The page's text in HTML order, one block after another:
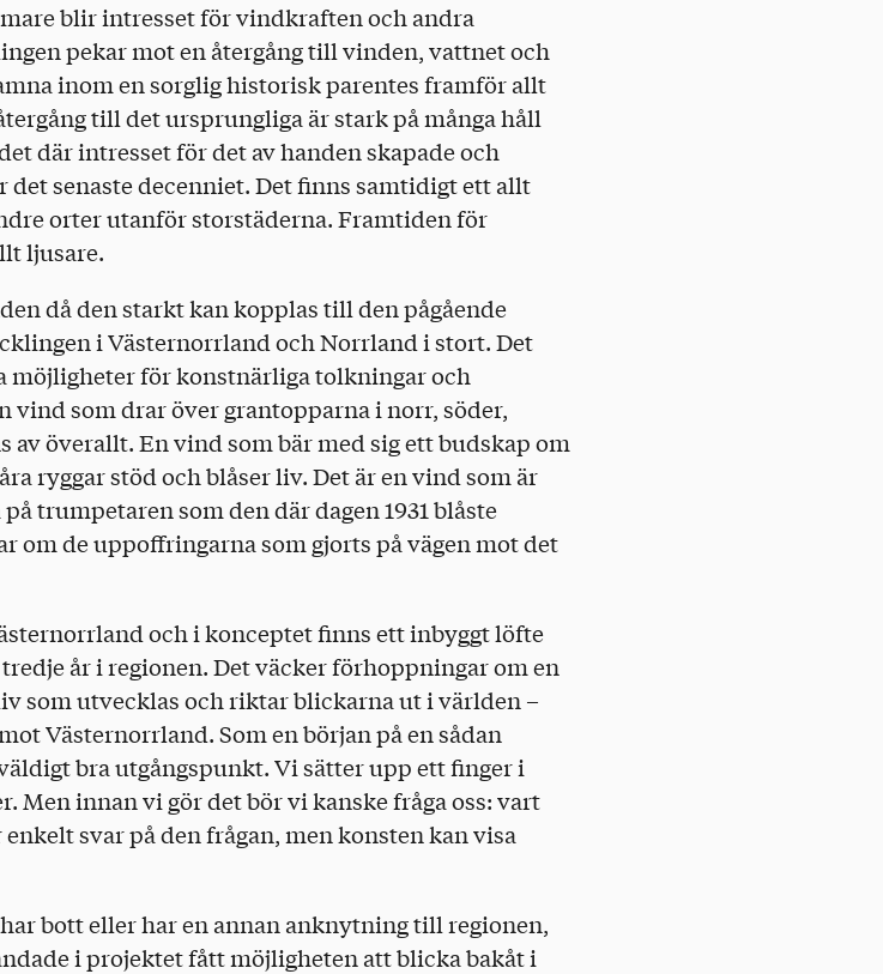
blir intresset för vindkraften och andra
pekar mot en återgång till vinden, vattnet och
inom en sorglig historisk parentes framför allt
till det ursprungliga är stark på många håll
där intresset för det av handen skapade och
senaste decenniet. Det finns samtidigt ett allt
orter utanför storstäderna. Framtiden för
ljusare.
då den starkt kan kopplas till den pågående
i Västernorrland och Norrland i stort. Det
möjligheter för konstnärliga tolkningar och
vind som drar över grantopparna i norr, söder,
överallt. En vind som bär med sig ett budskap om
ryggar stöd och blåser liv. Det är en vind som är
trumpetaren som den där dagen 1931 blåste
om de uppoffringarna som gjorts på vägen mot det
och i konceptet finns ett inbyggt löfte
år i regionen. Det väcker förhoppningar om en
som utvecklas och riktar blickarna ut i världen –
Västernorrland. Som en början på en sådan
bra utgångspunkt. Vi sätter upp ett finger i
Men innan vi gör det bör vi kanske fråga oss: vart
svar på den frågan, men konsten kan visa
bott eller har en annan anknytning till regionen,
i projektet fått möjligheten att blicka bakåt i